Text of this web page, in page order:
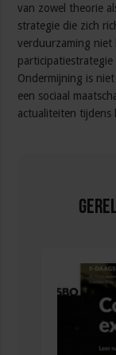
van zowel theorie
strategie die zich
verduurzaming niet
Ondermijning is
een sociaal
actualiteiten tijdens